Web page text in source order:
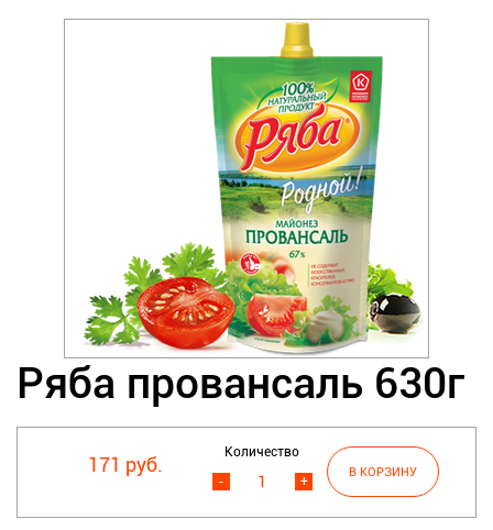
Ряба провансаль 630г
171 руб.
Количество
+
-